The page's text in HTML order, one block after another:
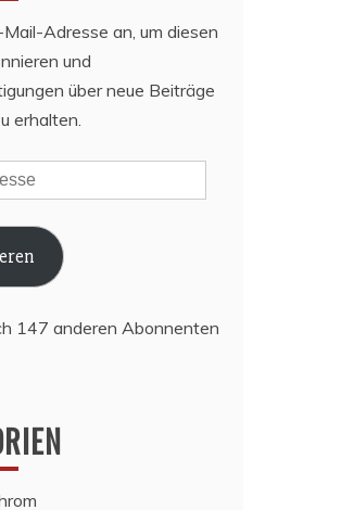
Adresse an, um diesen
und
über neue Beiträge
erhalten.
147 anderen Abonnenten